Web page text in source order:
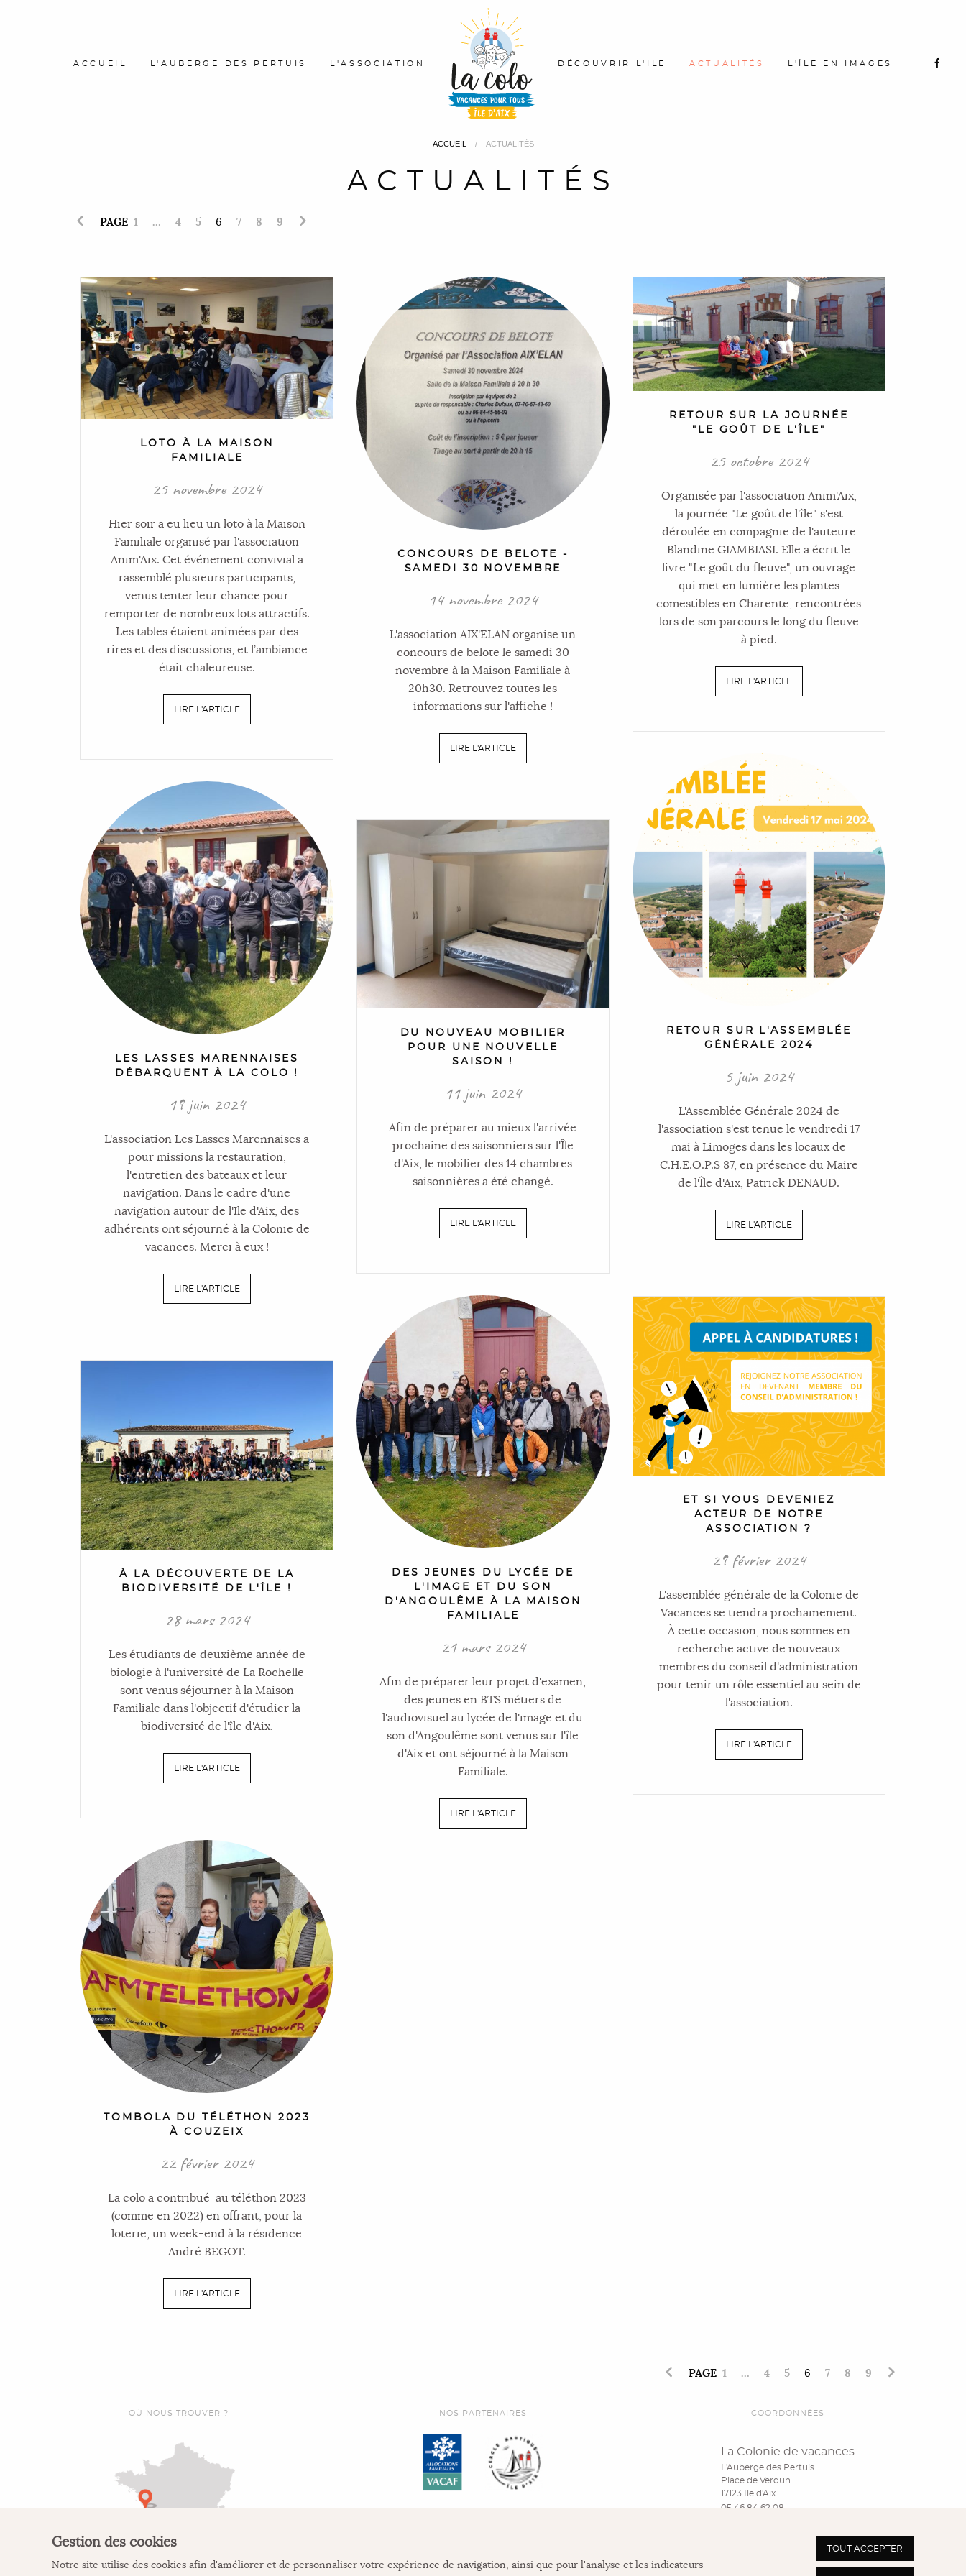
ACCUEIL L'AUBERGE DES PERTUIS L'ASSOCIATION DÉCOUVRIR L'ILE ACTUALITÉS L'ÎLE EN IMAGES
ACCUEIL ACTUALITÉS
ACTUALITÉS
PAGE 1 … 4 5 6 7 8 9
LOTO À LA MAISON
FAMILIALE
25 novembre 2024
Hier soir a eu lieu un loto à la Maison
Familiale organisé par l'association
Anim'Aix. Cet événement convivial a
rassemblé plusieurs participants,
venus tenter leur chance pour
remporter de nombreux lots attractifs.
Les tables étaient animées par des
rires et des discussions, et l’ambiance
était chaleureuse.
LIRE L'ARTICLE
CONCOURS DE BELOTE -
SAMEDI 30 NOVEMBRE
14 novembre 2024
L'association AIX'ELAN organise un
concours de belote le samedi 30
novembre à la Maison Familiale à
20h30. Retrouvez toutes les
informations sur l'affiche !
LIRE L'ARTICLE
RETOUR SUR LA JOURNÉE
"LE GOÛT DE L'ÎLE"
25 octobre 2024
Organisée par l'association Anim'Aix,
la journée "Le goût de l'île" s'est
déroulée en compagnie de l'auteure
Blandine GIAMBIASI. Elle a écrit le
livre "Le goût du fleuve", un ouvrage
qui met en lumière les plantes
comestibles en Charente, rencontrées
lors de son parcours le long du fleuve
à pied.
LIRE L'ARTICLE
LES LASSES MARENNAISES
DÉBARQUENT À LA COLO !
19 juin 2024
L'association Les Lasses Marennaises a
pour missions la restauration,
l'entretien des bateaux et leur
navigation. Dans le cadre d'une
navigation autour de l'Ile d'Aix, des
adhérents ont séjourné à la Colonie de
vacances. Merci à eux !
LIRE L'ARTICLE
DU NOUVEAU MOBILIER
POUR UNE NOUVELLE
SAISON !
11 juin 2024
Afin de préparer au mieux l'arrivée
prochaine des saisonniers sur l'Île
d'Aix, le mobilier des 14 chambres
saisonnières a été changé.
LIRE L'ARTICLE
RETOUR SUR L'ASSEMBLÉE
GÉNÉRALE 2024
5 juin 2024
L'Assemblée Générale 2024 de
l'association s'est tenue le vendredi 17
mai à Limoges dans les locaux de
C.H.E.O.P.S 87, en présence du Maire
de l'Île d'Aix, Patrick DENAUD.
LIRE L'ARTICLE
À LA DÉCOUVERTE DE LA
BIODIVERSITÉ DE L'ÎLE !
28 mars 2024
Les étudiants de deuxième année de
biologie à l'université de La Rochelle
sont venus séjourner à la Maison
Familiale dans l'objectif d'étudier la
biodiversité de l'île d'Aix.
LIRE L'ARTICLE
DES JEUNES DU LYCÉE DE
L'IMAGE ET DU SON
D'ANGOULÊME À LA MAISON
FAMILIALE
21 mars 2024
Afin de préparer leur projet d'examen,
des jeunes en BTS métiers de
l'audiovisuel au lycée de l'image et du
son d'Angoulême sont venus sur l'île
d'Aix et ont séjourné à la Maison
Familiale.
LIRE L'ARTICLE
ET SI VOUS DEVENIEZ
ACTEUR DE NOTRE
ASSOCIATION ?
29 février 2024
L'assemblée générale de la Colonie de
Vacances se tiendra prochainement.
À cette occasion, nous sommes en
recherche active de nouveaux
membres du conseil d'administration
pour tenir un rôle essentiel au sein de
l'association.
LIRE L'ARTICLE
TOMBOLA DU TÉLÉTHON 2023
À COUZEIX
22 février 2024
La colo a contribué au téléthon 2023
(comme en 2022) en offrant, pour la
loterie, un week-end à la résidence
André BEGOT.
LIRE L'ARTICLE
PAGE 1 … 4 5 6 7 8 9
OÙ NOUS TROUVER ? NOS PARTENAIRES COORDONNÉES
La Colonie de vacances
L'Auberge des Pertuis
Place de Verdun
17123 Ile d'Aix
05 46 84 62 08
Gestion des cookies
Notre site utilise des cookies afin d'améliorer et de personnaliser votre expérience de navigation, ainsi que pour l'analyse et les indicateurs
TOUT ACCEPTER